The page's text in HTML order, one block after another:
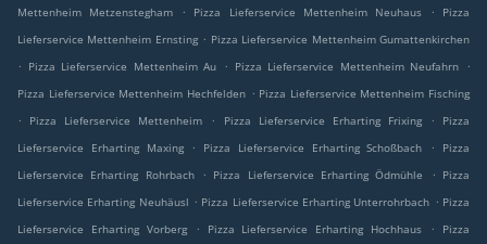
Mettenheim Metzenstegham
. Pizza Lieferservice Mettenheim Neuhaus .
Pizza
Lieferservice Mettenheim Ernsting . Pizza Lieferservice Mettenheim Gumattenkirchen
. Pizza Lieferservice Mettenheim Au . Pizza Lieferservice Mettenheim Neufahrn
.
Pizza Lieferservice Mettenheim Hechfelden . Pizza Lieferservice Mettenheim Fisching
.
Pizza Lieferservice Mettenheim . Pizza Lieferservice Erharting Frixing .
Pizza
Lieferservice Erharting Maxing
. Pizza Lieferservice Erharting Schoßbach .
Pizza
Lieferservice Erharting Rohrbach
. Pizza Lieferservice Erharting Ödmühle . Pizza
Lieferservice Erharting Neuhäusl . Pizza Lieferservice Erharting Unterrohrbach . Pizza
Lieferservice Erharting Vorberg
. Pizza Lieferservice Erharting Hochhaus .
Pizza